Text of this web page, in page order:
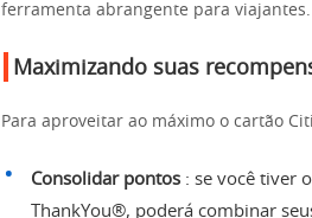
ferramenta abrangente para viajantes.
Maximizando suas
Para aproveitar ao máximo o cartão
Consolidar pontos: se você tiver
ThankYou®, poderá combinar